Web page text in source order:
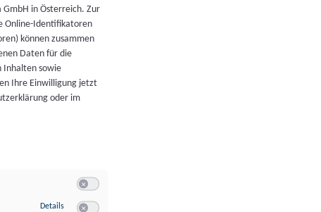
GmbH in Österreich. Zur
Online-Identifikatoren
können zusammen
Daten für die
Inhalten sowie
Ihre Einwilligung jetzt
oder im
Details zu Speichern von oder Zugriff auf Informationen auf einem Endgerät